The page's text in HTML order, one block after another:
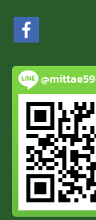
@mittae59